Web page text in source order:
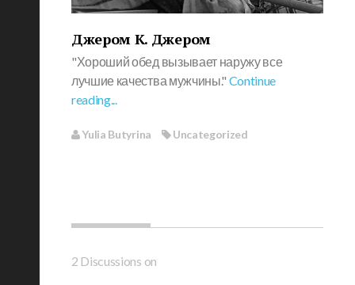
Джером К. Джером
"Хороший обед вызывает наружу все
лучшие качества мужчины." Continue
reading...
Yulia Butyrina Uncategorized
2 Discussions on